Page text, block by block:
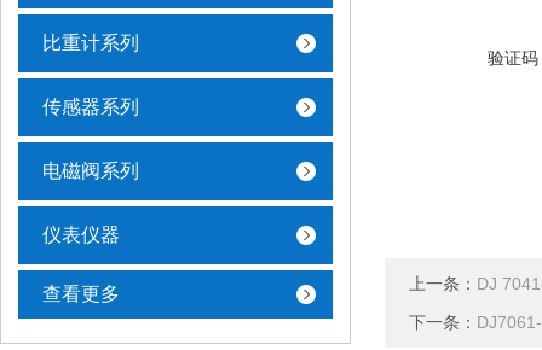
比重计系列
传感器系列
电磁阀系列
仪表仪器
查看更多
验证码
上一条： DJ
下一条：